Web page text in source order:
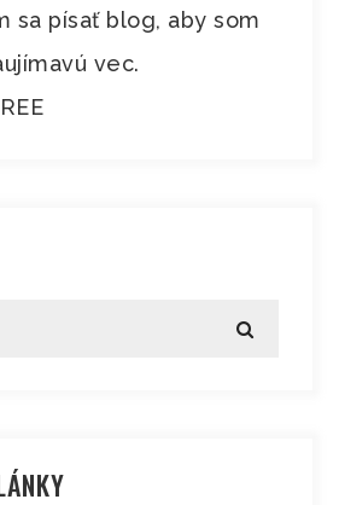
sa písať blog, aby som
vec.